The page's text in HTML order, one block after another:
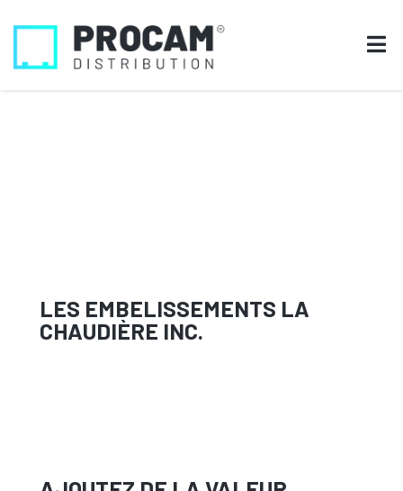
LES EMBELISSEMENTS LA
CHAUDIÈRE INC.